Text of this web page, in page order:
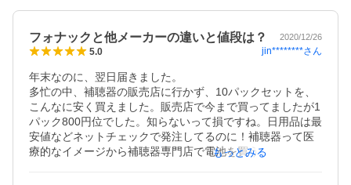
フォナックと他メーカーの違いと値段は？ 2020/12/26
5.0 jin********さん
年末なのに、翌日届きました。
多忙の中、補聴器の販売店に行かず、10パックセットを、
こんなに安く買えました。販売店で今まで買ってましたが1
パック800円位でした。知らないって損ですね。日用品は最
安値などネットチェックで発注してるのに！補聴器って医
療的なイメージから補聴器専門店で電池を買うものだと思
もっとみる